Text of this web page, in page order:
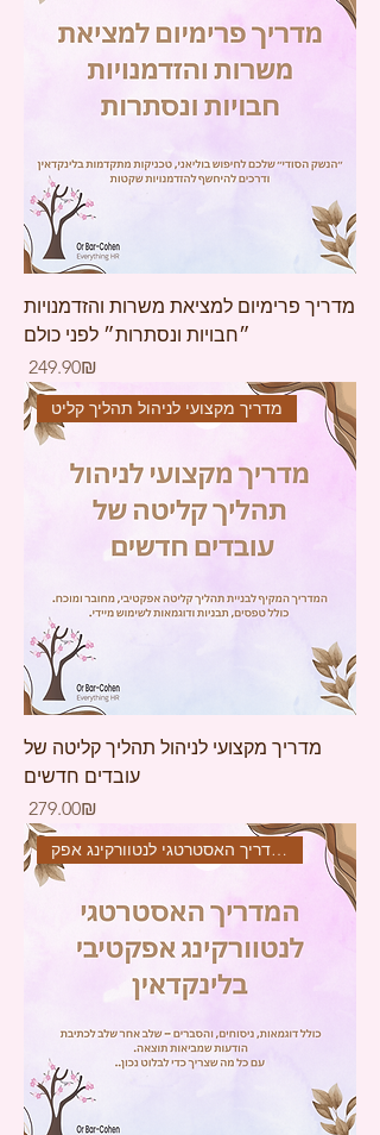
מדריך פרימיום למציאת משרות והזדמנויות
״חבויות ונסתרות״ לפני כולם
Price
‏249.90 ‏₪
מדריך מקצועי לניהול תהליך קליט
מדריך מקצועי לניהול תהליך קליטה של
עובדים חדשים
Price
‏279.00 ‏₪
המדריך האסטרטגי לנטוורקינג אפק